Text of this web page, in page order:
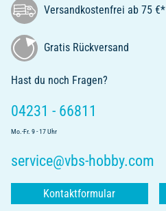
Versandkostenfrei ab 75 €*
Gratis Rückversand
Hast du noch Fragen?
04231 - 66811
Mo.-Fr. 9 - 17 Uhr
service@vbs-hobby.com
Kontaktformular